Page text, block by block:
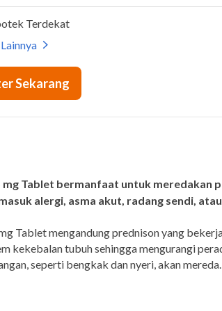
mg Tablet bermanfaat untuk meredakan
alergi, asma akut, radang sendi,
Tablet mengandung prednison yang
kekebalan tubuh sehingga mengurangi
seperti bengkak dan nyeri, akan